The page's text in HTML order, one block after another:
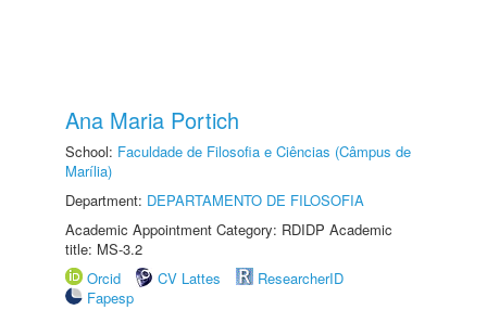
Ana Maria Portich
School: Faculdade de Filosofia e Ciências (Câmpus de
Marília)
Department: DEPARTAMENTO DE FILOSOFIA
Academic Appointment Category: RDIDP Academic
title: MS-3.2
Orcid
CV Lattes
ResearcherID
Fapesp